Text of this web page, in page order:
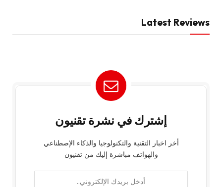
Latest Reviews
إشترك في نشرة تقنيون
أخر اخبار التقنية والتكنولوجيا والذكاء الإصطناعي
والهواتف مباشرة إليك من تقنيون